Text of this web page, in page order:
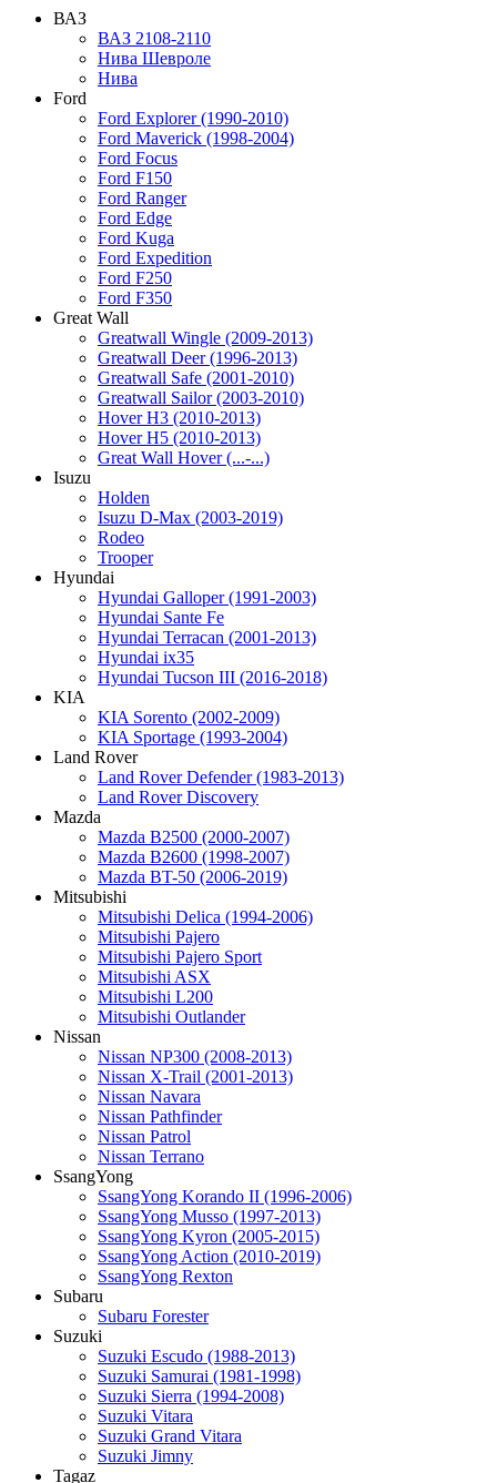
ВАЗ
ВАЗ 2108-2110
Нива Шевроле
Нива
Ford
Ford Explorer (1990-2010)
Ford Maverick (1998-2004)
Ford Focus
Ford F150
Ford Ranger
Ford Edge
Ford Kuga
Ford Expedition
Ford F250
Ford F350
Great Wall
Greatwall Wingle (2009-2013)
Greatwall Deer (1996-2013)
Greatwall Safe (2001-2010)
Greatwall Sailor (2003-2010)
Hover H3 (2010-2013)
Hover H5 (2010-2013)
Great Wall Hover (...-...)
Isuzu
Holden
Isuzu D-Max (2003-2019)
Rodeo
Trooper
Hyundai
Hyundai Galloper (1991-2003)
Hyundai Sante Fe
Hyundai Terracan (2001-2013)
Hyundai ix35
Hyundai Tucson III (2016-2018)
KIA
KIA Sorento (2002-2009)
KIA Sportage (1993-2004)
Land Rover
Land Rover Defender (1983-2013)
Land Rover Discovery
Mazda
Mazda B2500 (2000-2007)
Mazda B2600 (1998-2007)
Mazda BT-50 (2006-2019)
Mitsubishi
Mitsubishi Delica (1994-2006)
Mitsubishi Pajero
Mitsubishi Pajero Sport
Mitsubishi ASX
Mitsubishi L200
Mitsubishi Outlander
Nissan
Nissan NP300 (2008-2013)
Nissan X-Trail (2001-2013)
Nissan Navara
Nissan Pathfinder
Nissan Patrol
Nissan Terrano
SsangYong
SsangYong Korando II (1996-2006)
SsangYong Musso (1997-2013)
SsangYong Kyron (2005-2015)
SsangYong Action (2010-2019)
SsangYong Rexton
Subaru
Subaru Forester
Suzuki
Suzuki Escudo (1988-2013)
Suzuki Samurai (1981-1998)
Suzuki Sierra (1994-2008)
Suzuki Vitara
Suzuki Grand Vitara
Suzuki Jimny
Tagaz